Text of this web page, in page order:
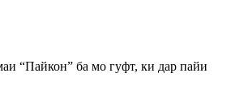
“Пайкон” ба мо гуфт, ки дар пайи